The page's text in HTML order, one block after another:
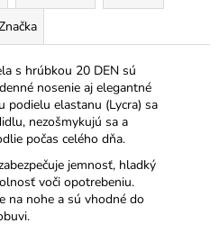
s hrúbkou 20 DEN sú
nosenie aj elegantné
podielu elastanu (Lycra) sa
nezošmykujú sa a
počas celého dňa.
jemnosť, hladký
voči opotrebeniu.
na nohe a sú vhodné do